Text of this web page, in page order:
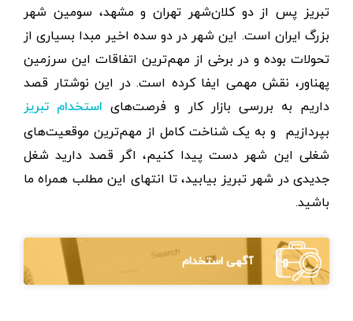
تبریز پس از دو کلان‌شهر تهران و مشهد، سومین شهر
بزرگ ایران است. این شهر در دو سده اخیر مبدا بسیاری از
تحولات بوده و در برخی از مهم‌ترین اتفاقات این سرزمین
پهناور، نقش مهمی ایفا کرده است. در این نوشتار قصد
داریم به بررسی بازار کار و فرصت‌های استخدام تبریز
بپردازیم و به یک شناخت کامل از مهم‌ترین موقعیت‌های
شغلی این شهر دست پیدا کنیم، اگر قصد دارید شغل
جدیدی در شهر تبریز بیابید، تا انتهای این مطلب همراه ما
باشید.
آگهی استخدام